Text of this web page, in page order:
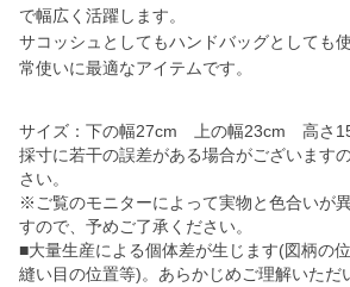
で幅広く活躍します。
サコッシュとしてもハンドバッグとしても
常使いに最適なアイテムです。
サイズ：下の幅27cm 上の幅23cm 高さ
採寸に若干の誤差がある場合がございます
さい。
※ご覧のモニターによって実物と色合いが
すので、予めご了承ください。
■大量生産による個体差が生じます(図柄の
縫い目の位置等)。あらかじめご理解いただ